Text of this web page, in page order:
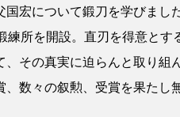
宏について鍛刀を学びまし
所を開設。直刃を得意とす
その真実に迫らんと取り組
数々の叙勲、受賞を果たし